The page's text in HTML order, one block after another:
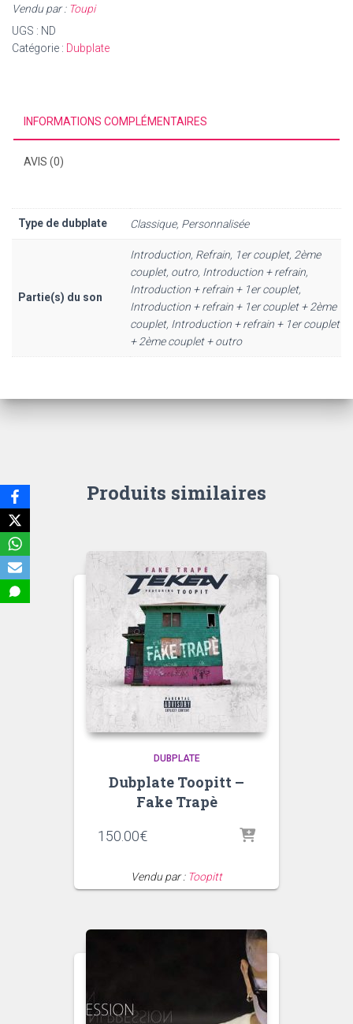
-
Mové
Ti
Vendu par : Toupi
UGS : ND
Catégorie : Dubplate
INFORMATIONS COMPLÉMENTAIRES
AVIS (0)
Type de dubplate Classique, Personnalisée
Partie(s) du son
Introduction, Refrain, 1er couplet, 2ème
couplet, outro, Introduction + refrain,
Introduction + refrain + 1er couplet,
Introduction + refrain + 1er couplet + 2ème
couplet, Introduction + refrain + 1er couplet
+ 2ème couplet + outro
Produits similaires
DUBPLATE
Dubplate Toopitt –
Fake Trapè
150.00€
Vendu par : Toopitt